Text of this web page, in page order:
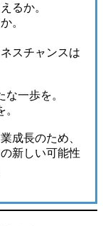
るか。
。
スチャンスは
一歩を。
成長のため、
新しい可能性